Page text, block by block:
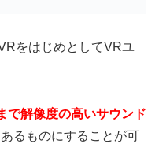
をはじめとしてVRユ
で解像度の高いサウンド
るものにすることが可